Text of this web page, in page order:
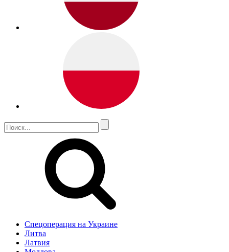
Спецоперация на Украине
Литва
Латвия